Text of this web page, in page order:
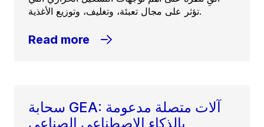
تؤثر على مجال تعبئة، وتغليف، وتوزيع الأغذية.
Read more
سحابة GEA: آلات متصلة مدعومة
بالذكاء الاصطناعي الصناعي